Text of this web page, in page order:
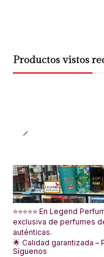
Productos vistos
⭐⭐⭐⭐⭐ En Legend
exclusiva de perfumes
auténticas.
🌟 Calidad garantizada
Síguenos